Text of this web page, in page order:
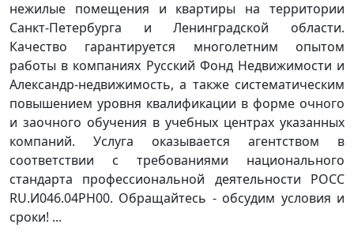
нежилые помещения и квартиры на территории
Санкт-Петербурга и Ленинградской области.
Качество гарантируется многолетним опытом
работы в компаниях Русский Фонд Недвижимости и
Александр-недвижимость, а также систематическим
повышением уровня квалификации в форме очного
и заочного обучения в учебных центрах указанных
компаний. Услуга оказывается агентством в
соответствии с требованиями национального
стандарта профессиональной деятельности РОСС
RU.И046.04РН00. Обращайтесь - обсудим условия и
сроки! ...